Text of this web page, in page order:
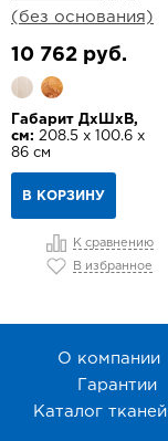
(без основания)
10 762 руб.
Габарит ДхШхВ,
см: 208.5 х 100.6 х
86 см
В КОРЗИНУ
К сравнению
В избранное
О компании
Гарантии
Каталог тканей